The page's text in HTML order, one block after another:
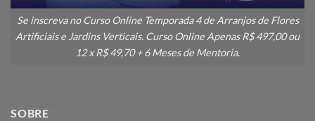
Se inscreva no Curso Online Temporada 4 de Arranjos de Flores
Artificiais e Jardins Verticais. Curso Online Apenas R$ 497,00 ou
12 x R$ 49,70 + 6 Meses de Mentoria.
SOBRE